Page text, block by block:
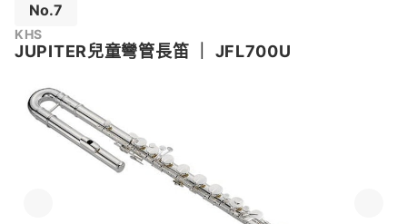
No.7
KHS
JUPITER兒童彎管長笛 JFL700U